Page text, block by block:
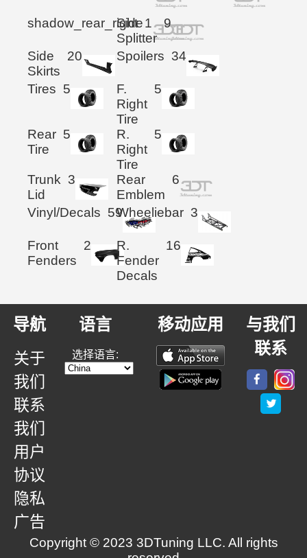
shadow_rear_right 1
Side
Splitter
9
Side
Skirts
20 Spoilers 34
Tires 5
F.
Right
Tire
5
Rear
Tire
5
R.
Right
Tire
5
Trunk
Lid
3
Rear
Emblem
6
Vinyl/Decals 59Wheeliebar 3
Front
Fenders
2
R.
Fender
Decals
16
导航
关于
我们
联系
我们
用户
协议
隐私
广告
语言
选择语言:
移动应用
与我们
联系
Copyright © 2023 3DTuning LLC. All rights